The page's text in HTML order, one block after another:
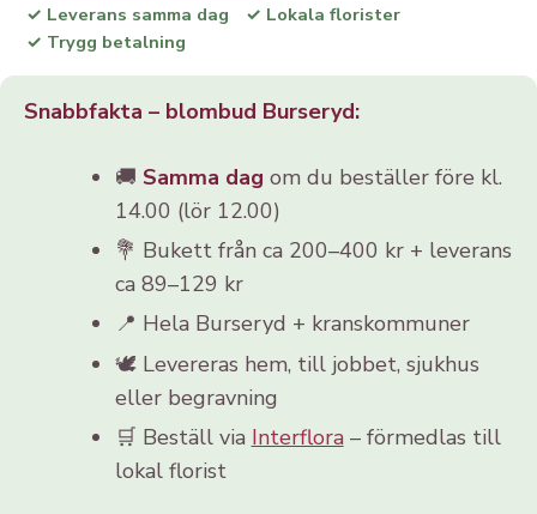
✓ Leverans samma dag
✓ Lokala florister
✓ Trygg betalning
Snabbfakta – blombud Burseryd:
🚚 Samma dag om du beställer före kl.
14.00 (lör 12.00)
💐 Bukett från ca 200–400 kr + leverans
ca 89–129 kr
📍 Hela Burseryd + kranskommuner
🕊️ Levereras hem, till jobbet, sjukhus
eller begravning
🛒 Beställ via Interflora– förmedlas till
lokal florist